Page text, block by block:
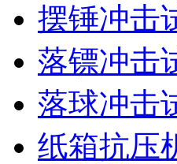
摆锤冲击
落镖冲击
落球冲击
纸箱抗压